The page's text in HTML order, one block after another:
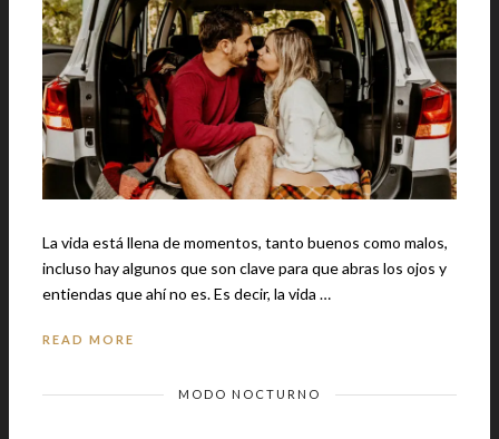
La vida está llena de momentos, tanto buenos como malos,
incluso hay algunos que son clave para que abras los ojos y
entiendas que ahí no es. Es decir, la vida …
READ MORE
MODO NOCTURNO